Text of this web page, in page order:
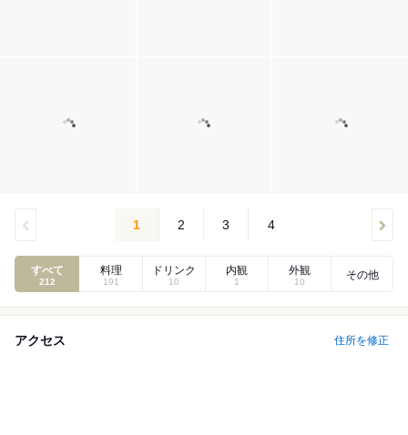
1 2 3 4
すべて
212
料理
191
ドリンク
10
内観
1
外観
10
その他
アクセス 住所を修正